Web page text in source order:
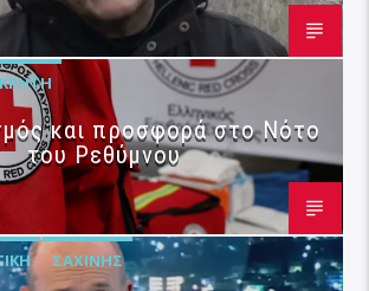
ΚΡΉΤΗ
και προσφορά στο Νότο
του Ρεθύμνου
ΣΑΧΊΝΗΣ